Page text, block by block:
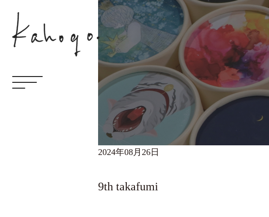
2024年08月26日
9th takafumi